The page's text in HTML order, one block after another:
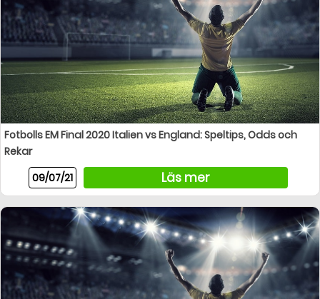
Fotbolls EM Final 2020 Italien vs England: Speltips, Odds och
Rekar
09/07/21
Läs mer